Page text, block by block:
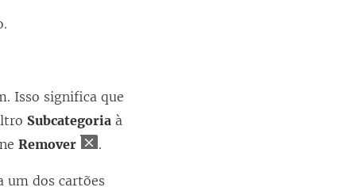
Isso significa que
Subcategoria à
Remover .
um dos cartões